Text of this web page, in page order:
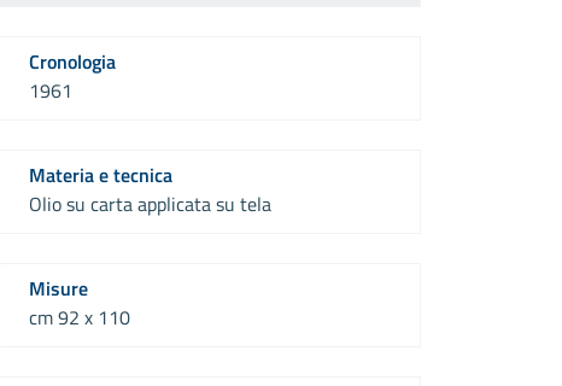
Cronologia
1961
Materia e tecnica
Olio su carta applicata su tela
Misure
cm 92 x 110